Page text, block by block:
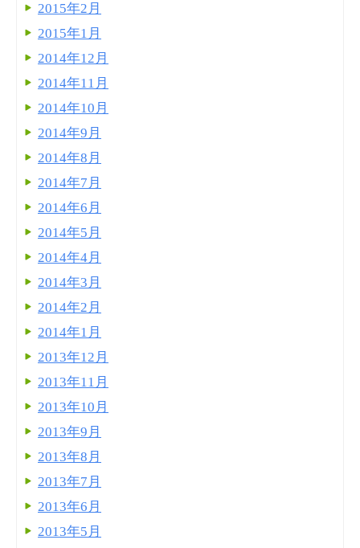
2015年2月
2015年1月
2014年12月
2014年11月
2014年10月
2014年9月
2014年8月
2014年7月
2014年6月
2014年5月
2014年4月
2014年3月
2014年2月
2014年1月
2013年12月
2013年11月
2013年10月
2013年9月
2013年8月
2013年7月
2013年6月
2013年5月